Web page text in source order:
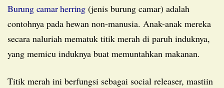
Burung camar herring (jenis burung camar) adalah
contohnya pada hewan non-manusia. Anak-anak mereka
secara naluriah mematuk titik merah di paruh induknya,
yang memicu induknya buat memuntahkan makanan.
Titik merah ini berfungsi sebagai social releaser, mastiin